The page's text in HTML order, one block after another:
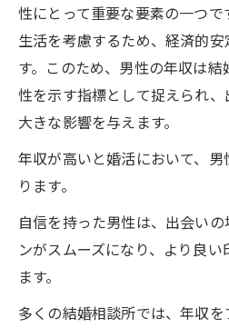
性にとって重要な要素の一つ
生活を考慮するため、経済的
す。このため、男性の年収は
性を示す指標として捉えられ
大きな影響を与えます。
年収が高いと婚活において、
ります。
自信を持った男性は、出会い
ンがスムーズになり、より良
ます。
多くの結婚相談所では、年収